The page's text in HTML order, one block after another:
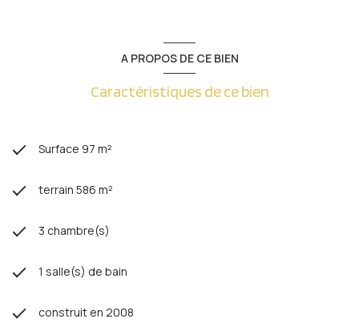
A PROPOS DE CE BIEN
Caractéristiques de ce bien
Surface 97 m²
terrain 586 m²
3 chambre(s)
1 salle(s) de bain
construit en 2008